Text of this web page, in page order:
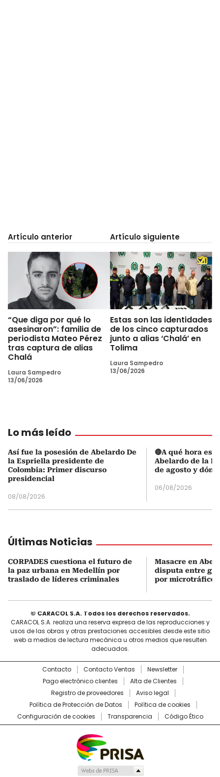
Artículo anterior
“Que diga por qué lo
asesinaron”: familia de
periodista Mateo Pérez
tras captura de alias
Chalá
Laura Sampedro
13/06/2026
Artículo siguiente
Estas son las identidades
de los cinco capturados
junto a alias ‘Chalá’ en
Tolima
Laura Sampedro
13/06/2026
Lo más leído
Así fue la posesión de Abelardo De
la Espriella presidente de
Colombia: Primer discurso
presidencial
08/08/2026
🔴A qué hora es
Abelardo de la
de agosto y
06/08/2026
Últimas Noticias
CORPADES cuestiona el futuro de
la paz urbana en Medellín por
traslado de líderes criminales
Masacre en
disputa entre
por microtráfico
© CARACOL S.A. Todos los derechos reservados.
CARACOL S.A. realiza una reserva expresa de las reproducciones y
usos de las obras y otras prestaciones accesibles desde este sitio
web a medios de lectura mecánica u otros medios que resulten
adecuados.
Contacto Contacto Ventas
Newsletter
Pago electrónico clientes
Alta de Clientes
Registro de proveedores
Aviso legal
Política de Protección de Datos
Política de cookies
Configuración de cookies
Transparencia Código Ético